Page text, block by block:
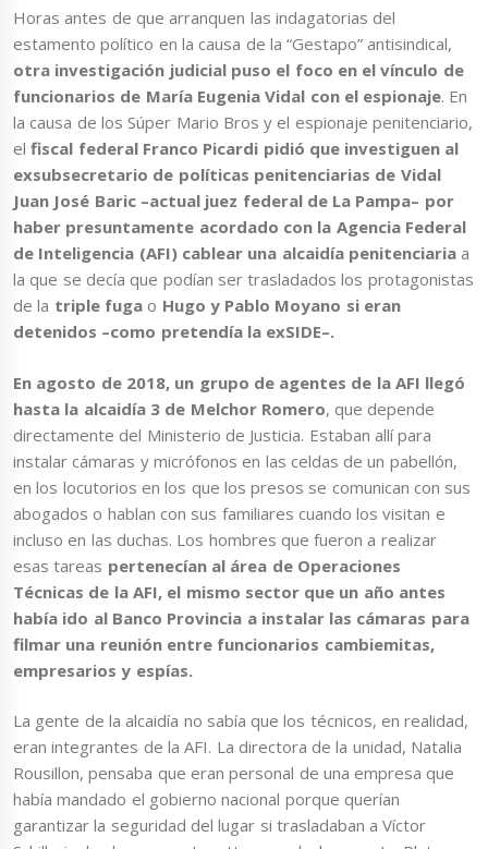
Horas antes de que arranquen las indagatorias del
estamento político en la causa de la “Gestapo” antisindical,
otra investigación judicial puso el foco en el vínculo de
funcionarios de María Eugenia Vidal con el espionaje. En
la causa de los Súper Mario Bros y el espionaje penitenciario,
elfiscal federal Franco Picardi pidió que investiguen al
exsubsecretario de políticas penitenciarias de Vidal
Juan José Baric –actual juez federal de La Pampa– por
haber presuntamente acordado con la Agencia Federal
de Inteligencia (AFI) cablear una alcaidía penitenciariaa
la que se decía que podían ser trasladados los protagonistas
de la triple fugao Hugo y Pablo Moyano si eran
detenidos –como pretendía la exSIDE–.
En agosto de 2018, un grupo de agentes de la AFI llegó
hasta la alcaidía 3 de Melchor Romero, que depende
directamente del Ministerio de Justicia. Estaban allí para
instalar cámaras y micrófonos en las celdas de un pabellón,
en los locutorios en los que los presos se comunican con sus
abogados o hablan con sus familiares cuando los visitan e
incluso en las duchas. Los hombres que fueron a realizar
esas tareas pertenecían al área de Operaciones
Técnicas de la AFI, el mismo sector que un año antes
había ido al Banco Provincia a instalar las cámaras para
filmar una reunión entre funcionarios cambiemitas,
empresarios y espías.
La gente de la alcaidía no sabía que los técnicos, en realidad,
eran integrantes de la AFI. La directora de la unidad, Natalia
Rousillon, pensaba que eran personal de una empresa que
había mandado el gobierno nacional porque querían
garantizar la seguridad del lugar si trasladaban a Víctor